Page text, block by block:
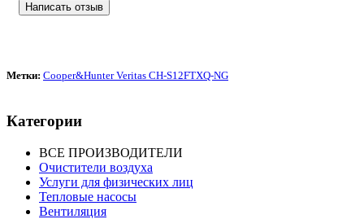
Написать отзыв
Метки: Cooper&Hunter Veritas CH-S12FTXQ-NG
Категории
ВСЕ ПРОИЗВОДИТЕЛИ
Очистители воздуха
Услуги для физических лиц
Тепловые насосы
Вентиляция